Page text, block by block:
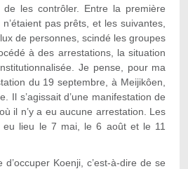
de les contrôler. Entre la première
pas prêts, et les suivantes,
de personnes, scindé les groupes
à des arrestations, la situation
Je pense, pour ma
du 19 septembre, à Meijikôen,
Il s’agissait d’une manifestation de
il n’y a eu aucune arrestation. Les
eu lieu le 7 mai, le 6 août et le 11
Koenji, c’est-à-dire de se